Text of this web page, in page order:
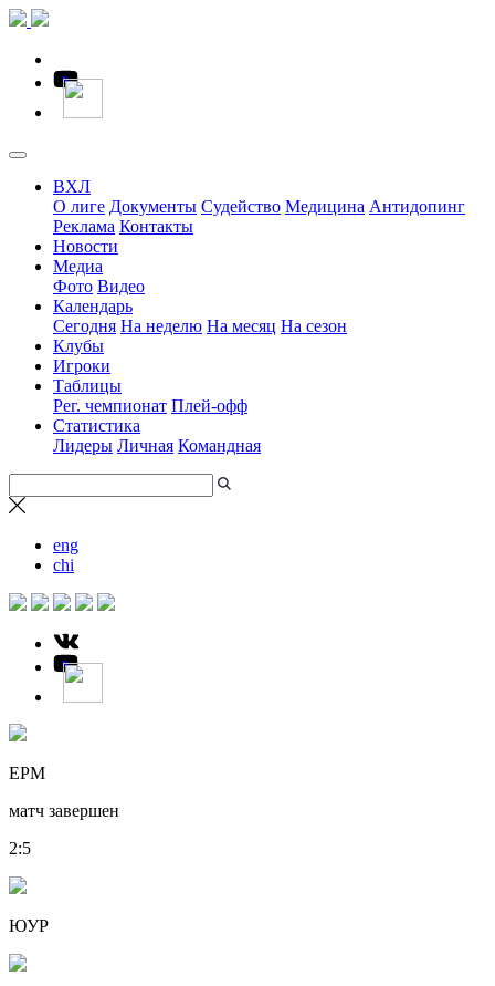
ВХЛ
О лиге Документы Судейство Медицина Антидопинг
Реклама Контакты
Новости
Медиа
Фото Видео
Календарь
Сегодня На неделю На месяц На сезон
Клубы
Игроки
Таблицы
Рег. чемпионат Плей-офф
Статистика
Лидеры Личная Командная
eng
chi
ЕРМ
матч завершен
2:5
ЮУР